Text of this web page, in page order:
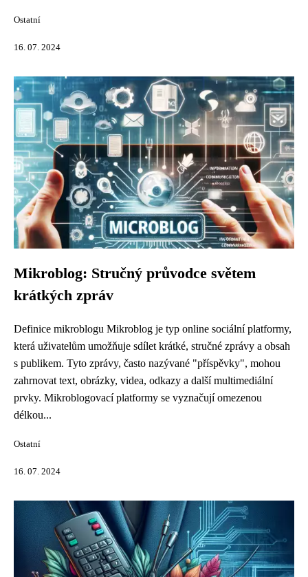
Ostatní
16. 07. 2024
Mikroblog: Stručný průvodce světem
krátkých zpráv
Definice mikroblogu Mikroblog je typ online sociální platformy,
která uživatelům umožňuje sdílet krátké, stručné zprávy a obsah
s publikem. Tyto zprávy, často nazývané "příspěvky", mohou
zahrnovat text, obrázky, videa, odkazy a další multimediální
prvky. Mikroblogovací platformy se vyznačují omezenou
délkou...
Ostatní
16. 07. 2024